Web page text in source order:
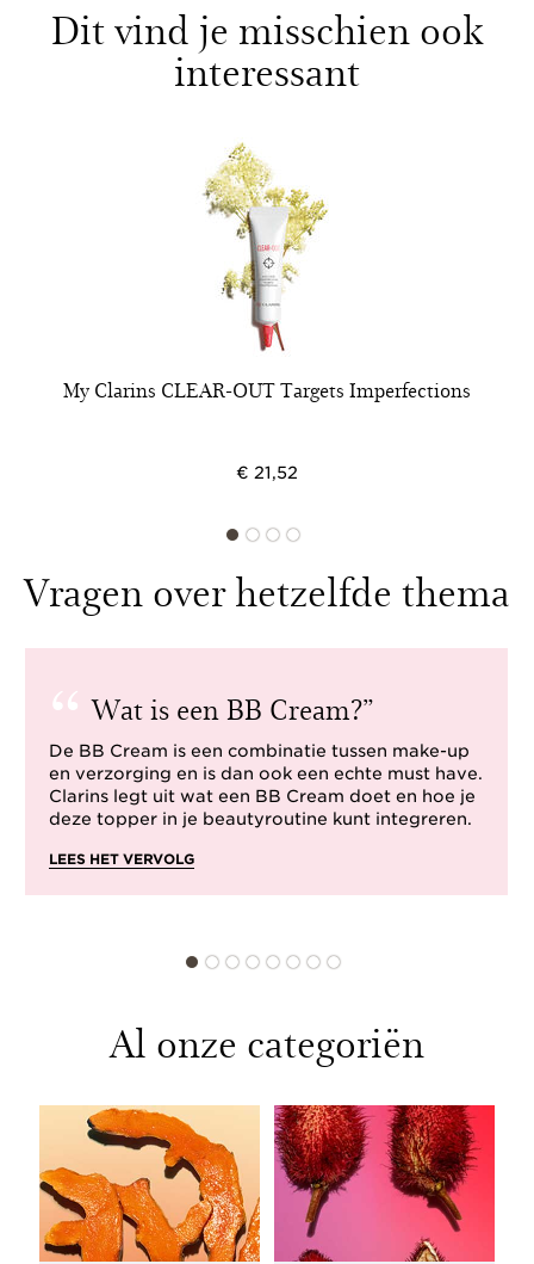
Dit vind je misschien ook
interessant
My Clarins CLEAR-OUT Targets Imperfections
€ 21,52
Vragen over hetzelfde thema
Wat is een BB Cream?
De BB Cream is een combinatie tussen make-up
en verzorging en is dan ook een echte must have.
Clarins legt uit wat een BB Cream doet en hoe je
deze topper in je beautyroutine kunt integreren.
LEES HET VERVOLG
Al onze categoriën